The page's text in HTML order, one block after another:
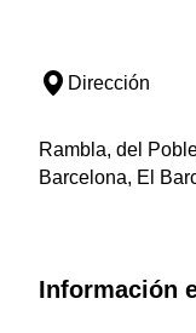
Dirección
Rambla, del
Barcelona, El
Información